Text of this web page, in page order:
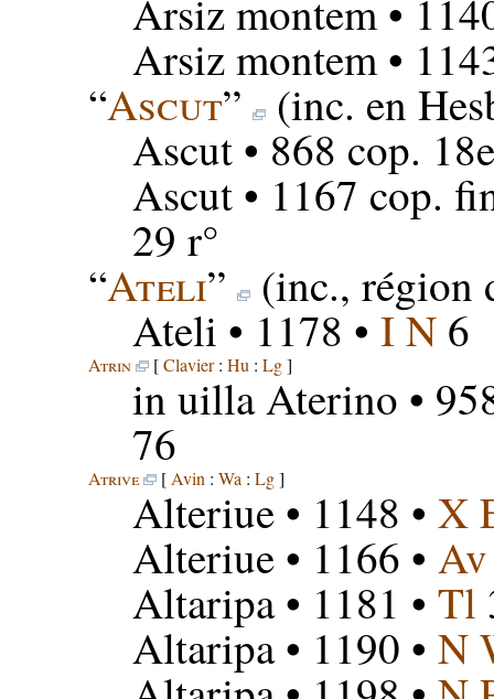
Arsiz montem•
Arsiz montem•
“Ascut” (inc. en
Ascut• 868 cop.
Ascut• 1167 cop.
29 r°
“Ateli” (inc., région
Ateli • 1178 • I N6
Atrin [Clavier: Hu : Lg]
in uilla Aterino •
76
Atrive [ Avin : Wa : Lg]
Alteriue• 1148 • X
Alteriue• 1166 •
Altaripa• 1181 • Tl
Altaripa• 1190 • N